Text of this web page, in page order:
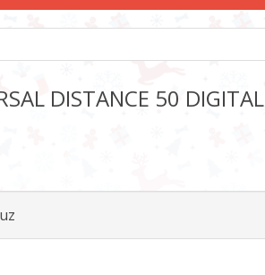
DISTANCE 50 DIGITAL